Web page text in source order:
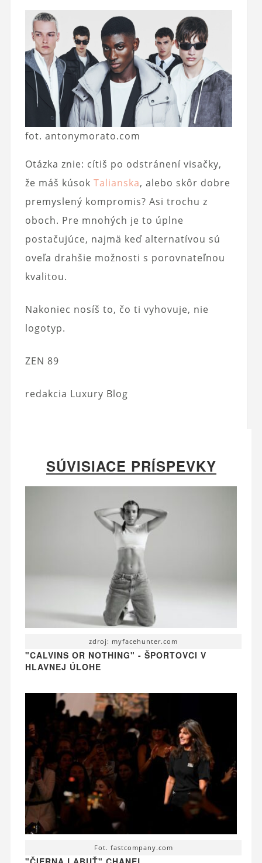
fot. antonymorato.com
Otázka znie: cítiš po odstránení visačky,
že máš kúsok Talianska, alebo skôr dobre
premyslený kompromis? Asi trochu z
oboch. Pre mnohých je to úplne
postačujúce, najmä keď alternatívou sú
oveľa drahšie možnosti s porovnateľnou
kvalitou.
Nakoniec nosíš to, čo ti vyhovuje, nie
logotyp.
ZEN 89
redakcia Luxury Blog
SÚVISIACE PRÍSPEVKY
zdroj: myfacehunter.com
"CALVINS OR NOTHING" - ŠPORTOVCI V
HLAVNEJ ÚLOHE
Fot. fastcompany.com